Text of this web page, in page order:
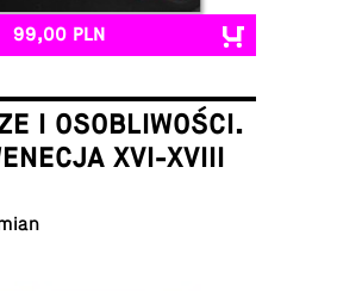
99,00 PLN
I OSOBLIWOŚCI.
XVI-XVIII